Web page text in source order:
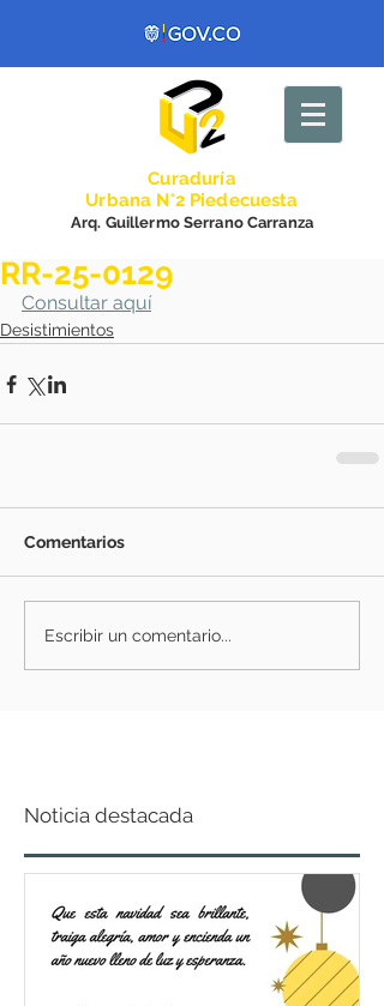
Curaduría
Urbana N°2 Piedecuesta
Arq. Guillermo Serrano Carranza
RR-25-0129
Consultar aquí
Desistimientos
Comentarios
Escribir un comentario...
Noticia destacada